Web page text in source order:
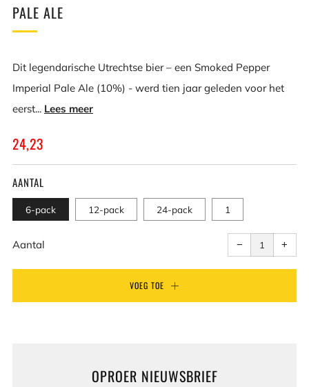
PALE ALE
Dit legendarische Utrechtse bier – een Smoked Pepper
Imperial Pale Ale (10%) - werd tien jaar geleden voor het
eerst... Lees meer
NORMALE
RIJS
24,23
AANTAL
6-pack 12-pack 24-pack 1
Aantal −
Aantal
artikelen
met
verminderen
+
VOEG TOE
OPROER NIEUWSBRIEF